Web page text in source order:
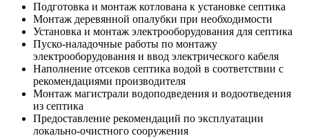
Подготовка и монтаж котлована к установке септика
Монтаж деревянной опалубки при необходимости
Установка и монтаж электрооборудования для септика
Пуско-наладочные работы по монтажу
электрооборудования и ввод электрического кабеля
Наполнение отсеков септика водой в соответствии с
рекомендациями производителя
Монтаж магистрали водоподведения и водоотведения
из септика
Предоставление рекомендаций по эксплуатации
локально-очистного сооружения